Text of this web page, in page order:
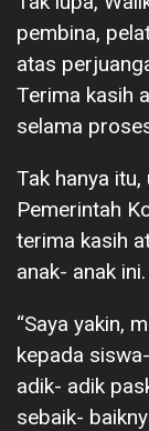
pembina,
atas
Terima kasih
selama
Tak hanya
Pemerintah
terima kasih
anak- anak ini.
“Saya yakin,
kepada
adik- adik
sebaik-